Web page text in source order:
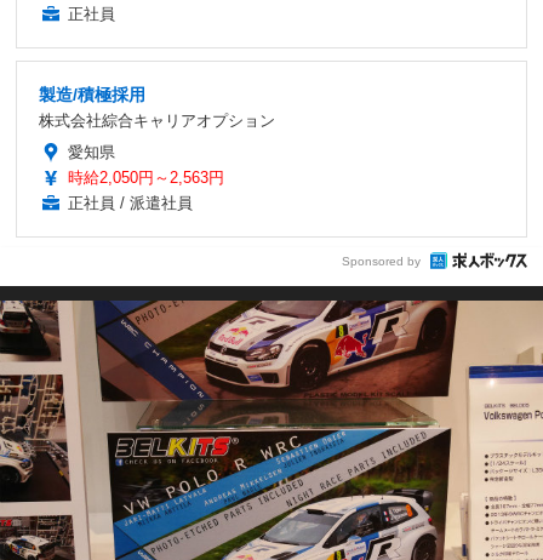
正社員
製造/積極採用
株式会社綜合キャリアオプション
愛知県
時給2,050円～2,563円
正社員 / 派遣社員
Sponsored by